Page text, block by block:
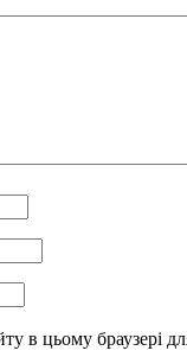
в цьому браузері